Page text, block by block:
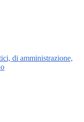
di amministrazione,